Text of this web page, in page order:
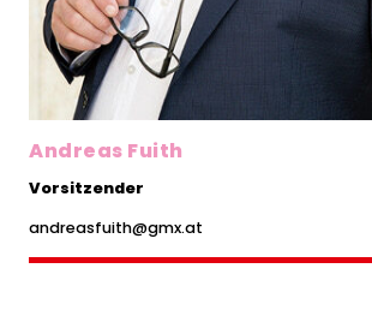
Andreas Fuith
Vorsitzender
andreasfuith@gmx.at